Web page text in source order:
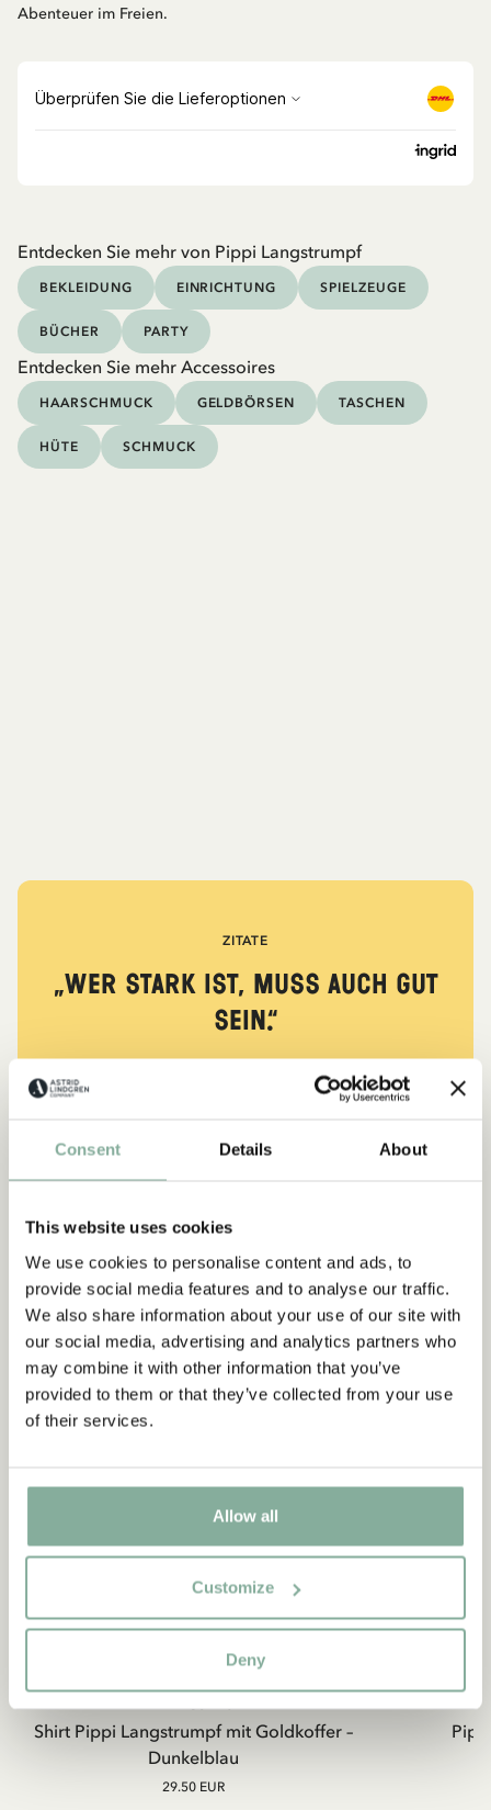
Consent Details About
This website uses cookies
We use cookies to personalise content and ads, to
provide social media features and to analyse our traffic.
We also share information about your use of our site with
our social media, advertising and analytics partners who
may combine it with other information that you’ve
provided to them or that they’ve collected from your use
of their services.
Allow all
Customize
Deny
Abenteuer im Freien.
Entdecken Sie mehr von Pippi Langstrumpf
BEKLEIDUNG EINRICHTUNG SPIELZEUGE
BÜCHER PARTY
Entdecken Sie mehr Accessoires
HAARSCHMUCK GELDBÖRSEN TASCHEN
HÜTE SCHMUCK
ZITATE
„Wer stark ist, muss auch gut
sein.“
NEU
Shirt Pippi Langstrumpf mit Goldkoffer –
Dunkelblau
29.50 EUR